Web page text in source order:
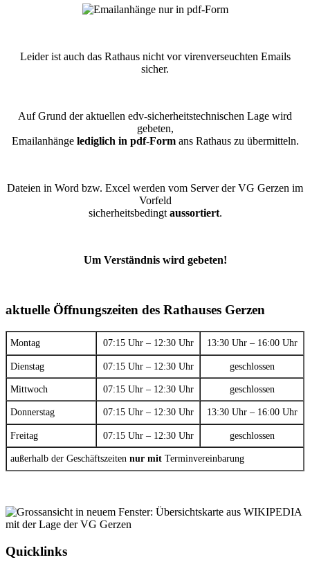
Leider ist auch das Rathaus nicht vor virenverseuchten Emails
sicher.
Auf Grund der aktuellen edv-sicherheitstechnischen Lage wird
gebeten,
Emailanhänge lediglich in pdf-Formans Rathaus zu übermitteln.
Dateien in Word bzw. Excel werden vom Server der VG Gerzen im
Vorfeld
sicherheitsbedingt aussortiert.
Um Verständnis wird gebeten!
aktuelle Öffnungszeiten des Rathauses Gerzen
Montag 07:15 Uhr – 12:30 Uhr 13:30 Uhr – 16:00 Uhr
Dienstag 07:15 Uhr – 12:30 Uhr geschlossen
Mittwoch 07:15 Uhr – 12:30 Uhr geschlossen
Donnerstag 07:15 Uhr – 12:30 Uhr 13:30 Uhr – 16:00 Uhr
Freitag 07:15 Uhr – 12:30 Uhr geschlossen
außerhalb der Geschäftszeiten nur mit Terminvereinbarung
Quicklinks